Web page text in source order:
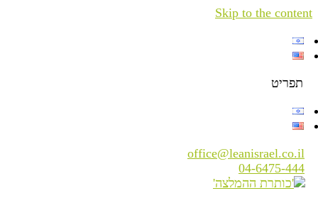
Skip to the content
תפריט
office@leanisrael.co.il
04-6475-444